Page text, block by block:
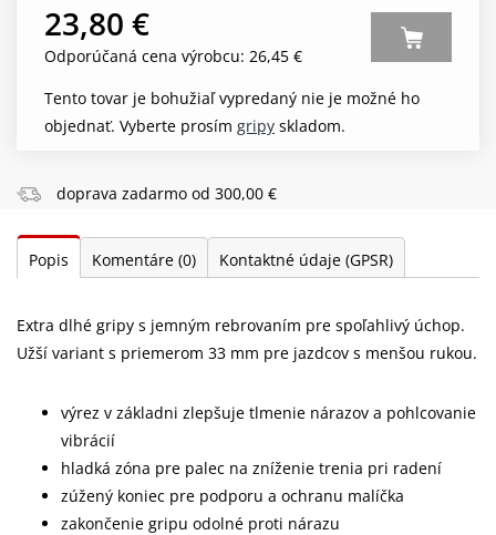
23,80 €
Odporúčaná cena výrobcu: 26,45 €
Tento tovar je bohužiaľ vypredaný nie je možné ho
objednať. Vyberte prosím gripy skladom.
doprava zadarmo od 300,00 €
Popis Komentáre (0) Kontaktné údaje (GPSR)
Extra dlhé gripy s jemným rebrovaním pre spoľahlivý úchop.
Užší variant s priemerom 33 mm pre jazdcov s menšou rukou.
výrez v základni zlepšuje tlmenie nárazov a pohlcovanie
vibrácií
hladká zóna pre palec na zníženie trenia pri radení
zúžený koniec pre podporu a ochranu malíčka
zakončenie gripu odolné proti nárazu